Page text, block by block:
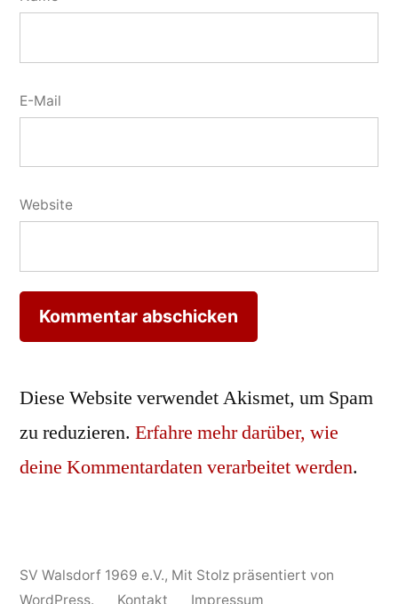
E-Mail
Website
Diese Website verwendet Akismet, um Spam
zu reduzieren. Erfahre mehr darüber, wie
deine Kommentardaten verarbeitet werden.
SV Walsdorf 1969 e.V., Mit Stolz präsentiert von
WordPress.
Kontakt Impressum